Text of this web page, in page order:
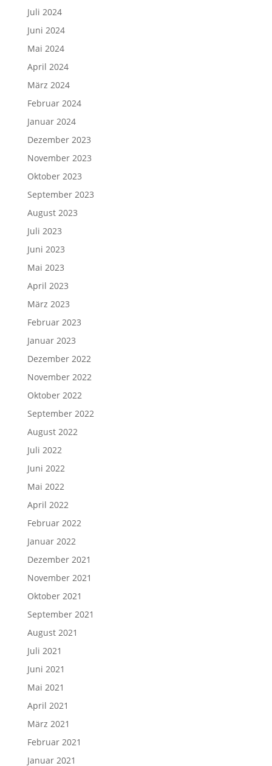
Juli 2024
Juni 2024
Mai 2024
April 2024
März 2024
Februar 2024
Januar 2024
Dezember 2023
November 2023
Oktober 2023
September 2023
August 2023
Juli 2023
Juni 2023
Mai 2023
April 2023
März 2023
Februar 2023
Januar 2023
Dezember 2022
November 2022
Oktober 2022
September 2022
August 2022
Juli 2022
Juni 2022
Mai 2022
April 2022
Februar 2022
Januar 2022
Dezember 2021
November 2021
Oktober 2021
September 2021
August 2021
Juli 2021
Juni 2021
Mai 2021
April 2021
März 2021
Februar 2021
Januar 2021